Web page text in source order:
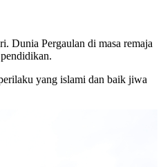
Dunia Pergaulan di masa remaja
yang islami dan baik jiwa